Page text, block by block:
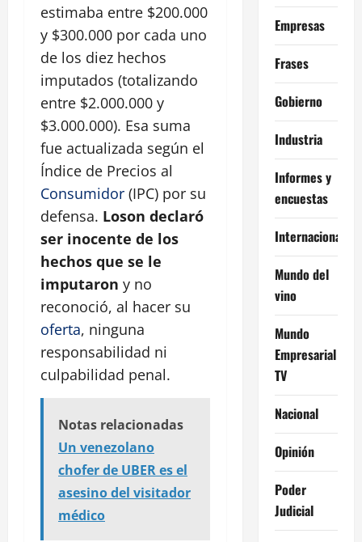
estimaba entre $200.000
y $300.000 por cada uno
de los diez hechos
imputados (totalizando
entre $2.000.000 y
$3.000.000). Esa suma
fue actualizada según el
Índice de Precios al
Consumidor (IPC) por su
defensa. Loson declaró
ser inocente de los
hechos que se le
imputaron y no
reconoció, al hacer su
oferta, ninguna
responsabilidad ni
culpabilidad penal.
Notas relacionadas
Un venezolano
chofer de UBER es el
asesino del visitador
médico
Empresas
Frases
Gobierno
Industria
Informes y
encuestas
Internacional
Mundo del
vino
Mundo
Empresarial
TV
Nacional
Opinión
Poder
Judicial